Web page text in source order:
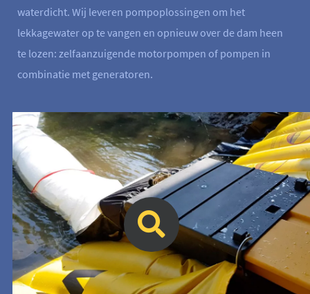
waterdicht. Wij leveren pompoplossingen om het
lekkagewater op te vangen en opnieuw over de dam heen
te lozen: zelfaanzuigende motorpompen of pompen in
combinatie met generatoren.